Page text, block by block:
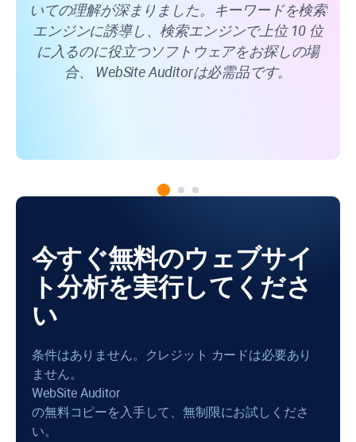
いての理解が深まりました。キーワードを検索
エンジンに誘導し、検索エンジンで上位 10 位
に入るのに役立つソフトウェアをお探しの場
合、 WebSite Auditorは必需品です。
今すぐ無料のウェブサイ
ト分析を実行してくださ
い
条件はありません。クレジット カードは必要あり
ません。
WebSite Auditor
の無料コピーを入手して、無制限にお試しくださ
い。